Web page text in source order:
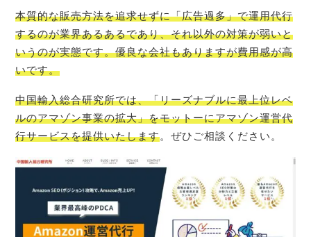
本質的な販売方法を追求せずに「広告過多」で運用代行
するのが業界あるあるであり、それ以外の対策が弱いと
いうのが実態です。優良な会社もありますが費用感が高
いです。
中国輸入総合研究所では、「リーズナブルに最上位レベ
ルのアマゾン事業の拡大」をモットーにアマゾン運営代
行サービスを提供いたします。ぜひご相談ください。